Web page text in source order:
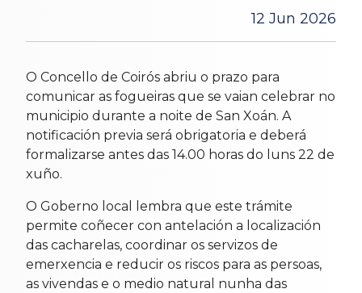
12 Jun 2026
O Concello de Coirós abriu o prazo para
comunicar as fogueiras que se vaian celebrar no
municipio durante a noite de San Xoán. A
notificación previa será obrigatoria e deberá
formalizarse antes das 14.00 horas do luns 22 de
xuño.
O Goberno local lembra que este trámite
permite coñecer con antelación a localización
das cacharelas, coordinar os servizos de
emerxencia e reducir os riscos para as persoas,
as vivendas e o medio natural nunha das